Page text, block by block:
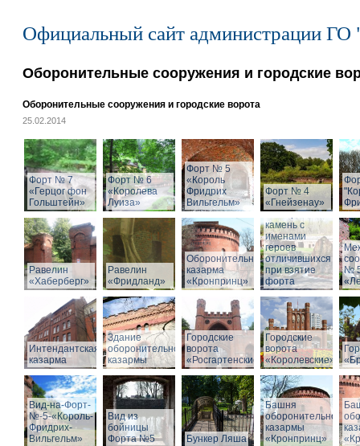
Официальный сайт администрации ГО
Оборонительные сооружения и городские
Оборонительные сооружения и городские ворота
25.02.2014
Форт № 7
«Герцог фон
Гольштейн»
Форт № 6
«Королева
Луиза»
Форт № 5
«Король
Фридрих
Вильгельм»
Форт № 4
«Гнейзенау»
Равелин
«Хаберберг»
Равелин
«Фридланд»
Оборонительная
казарма
«Кронпринц»
Мемориальный
камень с
именами
героев
отличившихся
при взятие
форта
№
Интендантская
казарма
Здание
оборонительной
казармы
Городские
ворота
«Росгартенские»
Городские
ворота
«Королевские»
Вид-на-Форт-
№-5-«Король-
Фридрих-
Вильгельм»
Вид из
бойницы
Форта №5
Бункер Ляша
Башня
оборонительной
казармы
«Кронпринц»